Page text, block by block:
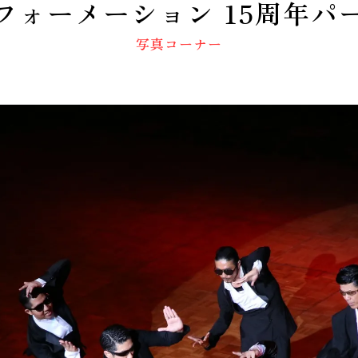
動画コーナー
写真コーナー
ォーメーション 15周年パ